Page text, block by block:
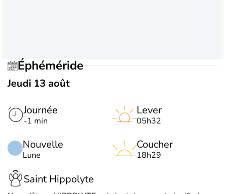
Éphéméride
Jeudi 13 août
Journée
-1 min
Nouvelle
Lune
Lever
05h32
Coucher
18h29
Saint Hippolyte